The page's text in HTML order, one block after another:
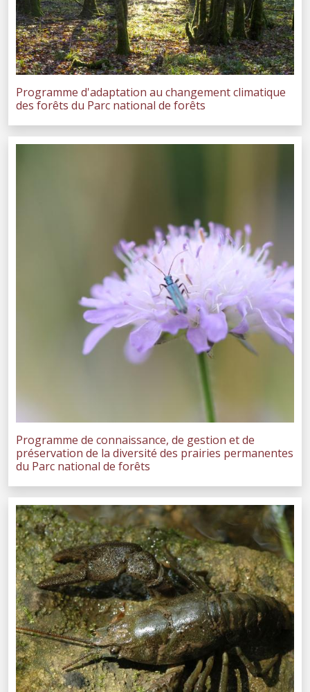
Programme d'adaptation au changement climatique
des forêts du Parc national de forêts
Programme de connaissance, de gestion et de
préservation de la diversité des prairies permanentes
du Parc national de forêts